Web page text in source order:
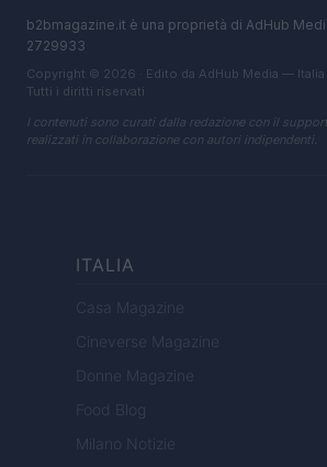
b2bmagazine.it è una proprietà di AdHub
2729933
Copyright © 2026 · Edito da AdHub Media — Italia
Tutti i diritti riservati
I contenuti sono curati dalla redazione con il
realizzati in collaborazione con autori indipendenti.
ITALIA
Casa Magazine
Cineverse Magazine
Donne Magazine
Food Blog
Milano Notizie